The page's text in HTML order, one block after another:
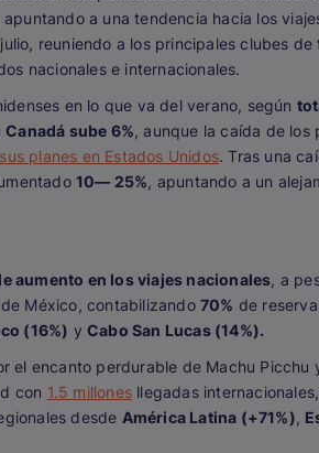
a una tendencia hacia los
reuniendo a los principales clubes
nacionales e internacionales.
en lo que va del verano, según
Canadá sube 6%, aunque la caída de los
planes en Estados Unidos. Tras una
10— 25%, apuntando a un
aumento en los viajes nacionales, a
México, contabilizando 70% de
(16%) yCabo San Lucas (14%).
el encanto perdurable de Machu
con 1.5 millones llegadas
desde América Latina (+71%),